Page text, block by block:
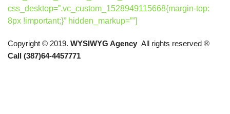
css_desktop=”.vc_custom_1528949115668{margin-top:
8px !important;}” hidden_markup=””]
Copyright © 2019. WYSIWYG Agency All rights reserved ®
Call (387)64-4457771